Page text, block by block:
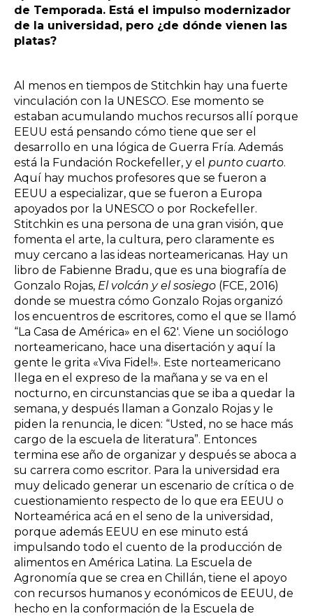
de Temporada. Está el impulso modernizador
de la universidad, pero ¿de dónde vienen las
platas?
Al menos en tiempos de Stitchkin hay una fuerte
vinculación con la UNESCO. Ese momento se
estaban acumulando muchos recursos allí porque
EEUU está pensando cómo tiene que ser el
desarrollo en una lógica de Guerra Fría. Además
está la Fundación Rockefeller, y el punto cuarto.
Aquí hay muchos profesores que se fueron a
EEUU a especializar, que se fueron a Europa
apoyados por la UNESCO o por Rockefeller.
Stitchkin es una persona de una gran visión, que
fomenta el arte, la cultura, pero claramente es
muy cercano a las ideas norteamericanas. Hay un
libro de Fabienne Bradu, que es una biografía de
Gonzalo Rojas, El volcán y el sosiego (FCE, 2016)
donde se muestra cómo Gonzalo Rojas organizó
los encuentros de escritores, como el que se llamó
“La Casa de América» en el 62′. Viene un sociólogo
norteamericano, hace una disertación y aquí la
gente le grita «Viva Fidel!». Este norteamericano
llega en el expreso de la mañana y se va en el
nocturno, en circunstancias que se iba a quedar la
semana, y después llaman a Gonzalo Rojas y le
piden la renuncia, le dicen: “Usted, no se hace más
cargo de la escuela de literatura”. Entonces
termina ese año de organizar y después se aboca a
su carrera como escritor. Para la universidad era
muy delicado generar un escenario de crítica o de
cuestionamiento respecto de lo que era EEUU o
Norteamérica acá en el seno de la universidad,
porque además EEUU en ese minuto está
impulsando todo el cuento de la producción de
alimentos en América Latina. La Escuela de
Agronomía que se crea en Chillán, tiene el apoyo
con recursos humanos y económicos de EEUU, de
hecho en la conformación de la Escuela de